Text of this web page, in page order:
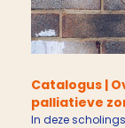
Catalogus |
palliatieve
In deze